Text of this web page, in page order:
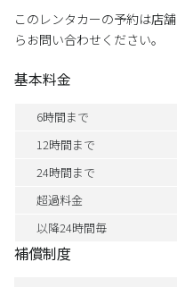
このレンタカーの予約は店
らお問い合わせください。
基本料金
6時間まで
12時間まで
24時間まで
超過料金
以降24時間毎
補償制度